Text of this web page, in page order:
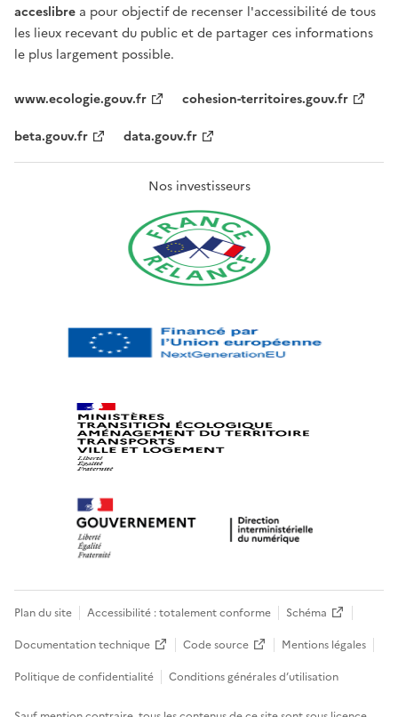
acceslibre a pour objectif de recenser l'accessibilité de tous
les lieux recevant du public et de partager ces informations
le plus largement possible.
www.ecologie.gouv.fr
cohesion-territoires.gouv.fr
beta.gouv.fr
data.gouv.fr
Nos investisseurs
Plan du site Accessibilité : totalement conforme
Schéma
Documentation technique
Code source
Mentions légales
Politique de confidentialité
Conditions générales d’utilisation